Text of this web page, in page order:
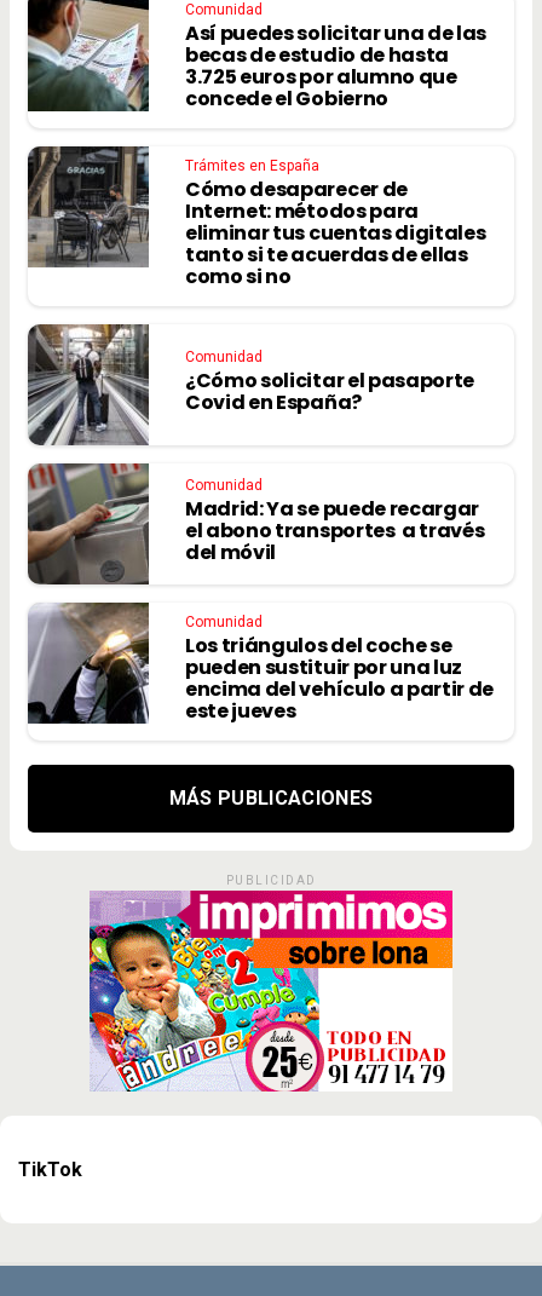
Comunidad
Así puedes solicitar una de las
becas de estudio de hasta
3.725 euros por alumno que
concede el Gobierno
Trámites en España
Cómo desaparecer de
Internet: métodos para
eliminar tus cuentas digitales
tanto si te acuerdas de ellas
como si no
Comunidad
¿Cómo solicitar el pasaporte
Covid en España?
Comunidad
Madrid: Ya se puede recargar
el abono transportes a través
del móvil
Comunidad
Los triángulos del coche se
pueden sustituir por una luz
encima del vehículo a partir de
este jueves
MÁS PUBLICACIONES
PUBLICIDAD
TikTok